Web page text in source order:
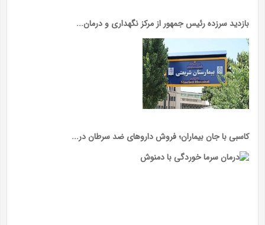
بازدید سرزده رئیس جمهور از مرکز نگهداری و درمان...
کاسبی با جان بیماران؛ فروش داروهای ضد سرطان در...